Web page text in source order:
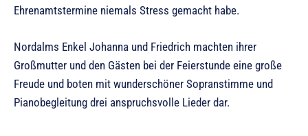
Ehrenamtstermine niemals Stress gemacht habe.
Nordalms Enkel Johanna und Friedrich machten ihrer
Großmutter und den Gästen bei der Feierstunde eine große
Freude und boten mit wunderschöner Sopranstimme und
Pianobegleitung drei anspruchsvolle Lieder dar.